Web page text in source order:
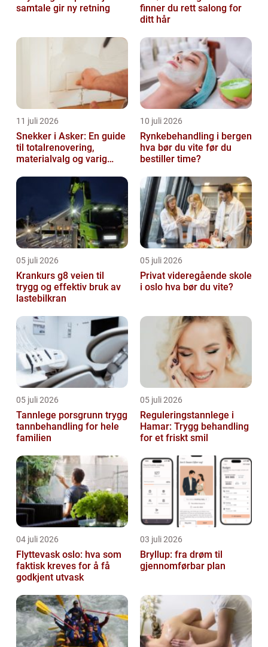
samtale gir ny retning
finner du rett salong for
ditt hår
11 juli 2026
Snekker i Asker: En guide
til totalrenovering,
materialvalg og varig
10 juli 2026
Rynkebehandling i bergen
hva bør du vite før du
bestiller time?
05 juli 2026
Krankurs g8 veien til
trygg og effektiv bruk av
lastebilkran
05 juli 2026
Privat videregående skole
i oslo hva bør du vite?
05 juli 2026
Tannlege porsgrunn trygg
tannbehandling for hele
familien
05 juli 2026
Reguleringstannlege i
Hamar: Trygg behandling
for et friskt smil
04 juli 2026
Flyttevask oslo: hva som
faktisk kreves for å få
godkjent utvask
03 juli 2026
Bryllup: fra drøm til
gjennomførbar plan